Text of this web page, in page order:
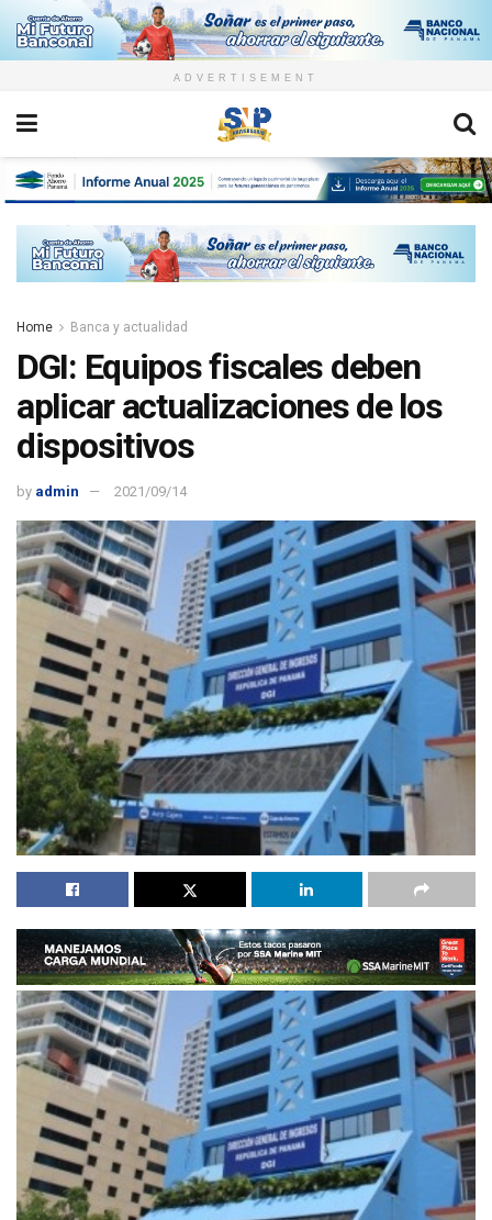
ADVERTISEMENT
Home Banca y actualidad
DGI: Equipos fiscales deben
aplicar actualizaciones de los
dispositivos
by admin 2021/09/14